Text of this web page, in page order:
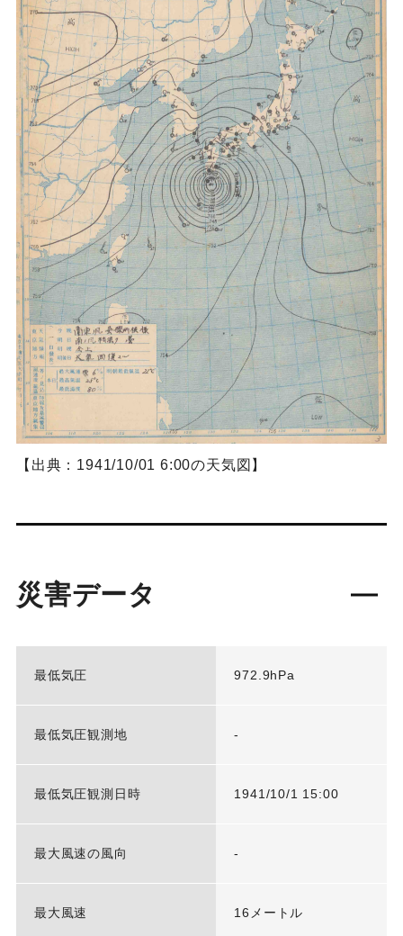
【出典：1941/10/01 6:00の天気図】
災害データ
最低気圧 972.9hPa
最低気圧観測地 -
最低気圧観測日時 1941/10/1 15:00
最大風速の風向 -
最大風速 16メートル